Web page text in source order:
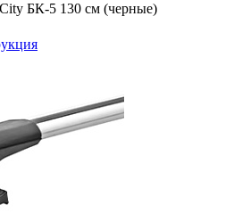
БК-5 130 см (черные)